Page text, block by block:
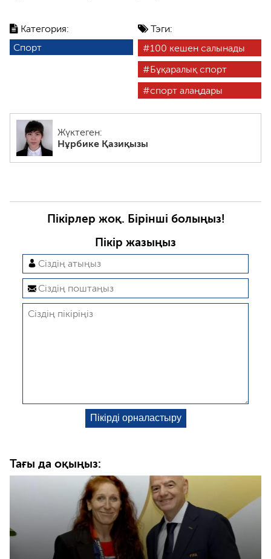
Категория:
Спорт
Тэги:
100 кешен салынады
Бұқаралық спорт
спорт алаңдары
Жүктеген:
Нұрбике Қазиқызы
Пікірлер жоқ. Бірінші болыңыз!
Пікір жазыңыз
Тағы да оқыңыз: